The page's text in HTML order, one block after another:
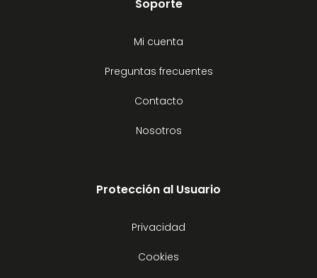
Soporte
Mi cuenta
Preguntas frecuentes
Contacto
Nosotros
Protección al Usuario
Privacidad
Cookies